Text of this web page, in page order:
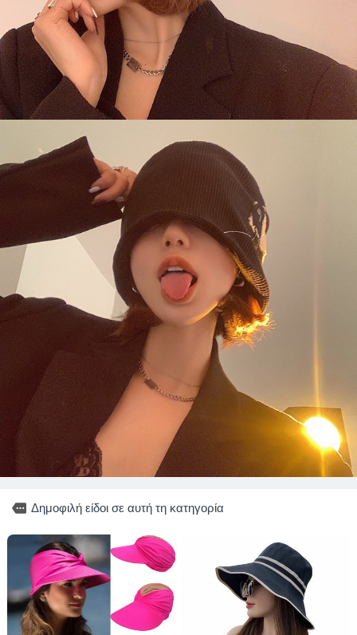
more Δημοφιλή είδοι σε αυτή τη κατηγορία